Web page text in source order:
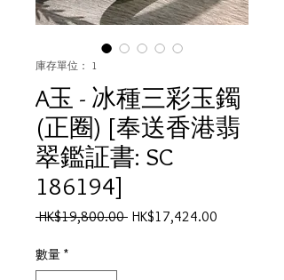
庫存單位： 1
A玉 - 冰種三彩玉鐲
(正圈) [奉送香港翡
翠鑑証書: SC
186194]
HK$19,800.00 一HK$17,424.00
數量 *